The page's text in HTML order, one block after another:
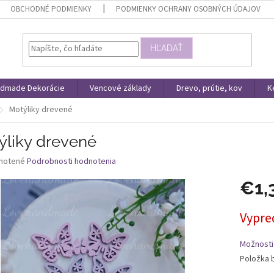
OBCHODNÉ PODMIENKY PODMIENKY OCHRANY OSOBNÝCH ÚDAJOV
HĽADAŤ
Dekorácie Vencové základy Drevo, prútie, kov
Motýliky drevené
drevené
Podrobnosti hodnotenia
cena:
Položka